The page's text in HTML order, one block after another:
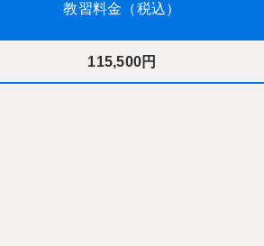
教習料金（税込）
115,500円